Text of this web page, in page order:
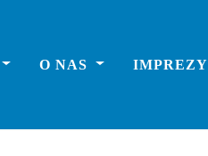
O NAS IMPREZY